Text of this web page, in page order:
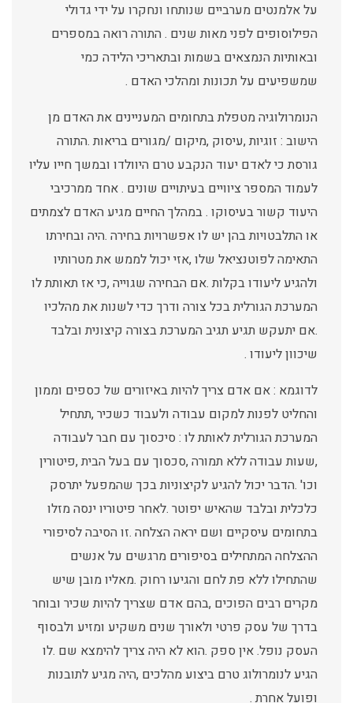
על אלמנטים מערביים שנותחו ונחקרו על ידי גדולי
הפילוסופים לפני מאות שנים . התורה רואה במספרים
ובאותיות הנמצאים בשמות ובתאריכי הלידה כמי
שמשפיעים על תכונות ומהלכי האדם .
הנומרולוגיה מטפלת בתחומים המעניינים את האדם מן
הישוב : זוגיות ,עיסוק ,מיקום /מגורים בריאות .התורה
גורסת כי לאדם יעוד הנקבע טרם היוולדו ובמשך חייו עליו
לעמוד המספר ציוויים בעיתויים שונים . אחד ממרכיבי
היעוד קשור בעיסוקו . במהלך החיים מגיע האדם לצמתים
או התלבטויות בהן יש לו אפשרויות בחירה .היה ובחירתו
התאימה לפוטנציאל שלו ,אזי יכול לממש את מטרותיו
ולהגיע ליעודו בקלות .אם הבחירה שגוייה ,כי אז תאותת לו
המערכת הגורלית בכל צורה ודרך כדי לשנות את מהלכיו
.אם יתעקש תגיע תגיב המערכת בצורה קיצונית ובלבד
שיכוון ליעודו .
לדוגמא : אם אדם צריך להיות באיזורים של כספים וממון
והחליט לפנות למקום עבודה ולעבוד כשכיר ,תתחיל
המערכת הגורלית לאותת לו : סיכסוך עם חבר לעבודה
,שעות עבודה ללא תמורה ,סכסוך עם בעל הבית ,פיטורין
וכו' .הדבר יכול להגיע לקיצוניות בכך שהמפעל יתרסק
כלכלית ובלבד שהאיש יפוטר .לאחר פיטוריו ינסה מזלו
בתחומים עיסקיים ושם יראה הצלחה .זו הסיבה לסיפורי
ההצלחה המתחילים בסיפורים מרגשים על אנשים
שהתחילו ללא פת לחם והגיעו רחוק .מאליו מובן שיש
מקרים רבים הפוכים ,בהם אדם שצריך להיות שכיר ובוחר
בדרך של עסק פרטי ולאורך שנים משקיע ומזיע ולבסוף
העסק נופל. אין ספק .הוא לא היה צריך להימצא שם .לו
הגיע לנומרולוג טרם ביצוע מהלכים ,היה מגיע לתובנות
ופועל אחרת .